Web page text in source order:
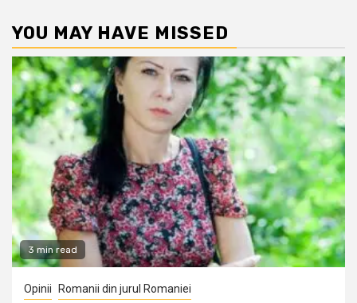
YOU MAY HAVE MISSED
3 min read
Opinii Romanii din jurul Romaniei